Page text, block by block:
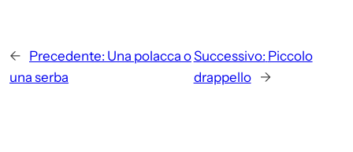
← Precedente: Una polacca o
una serba
Successivo: Piccolo
drappello
→